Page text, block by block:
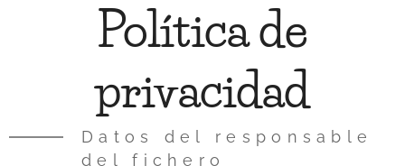
Política de
privacidad
Datos del responsable
del fichero